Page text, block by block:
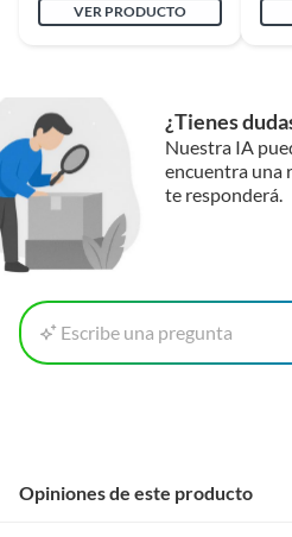
VER PRODUCTO
¿Tienes
Nuestra IA
encuentra una
te responderá.
Escribe una pregunta
Opiniones de este producto